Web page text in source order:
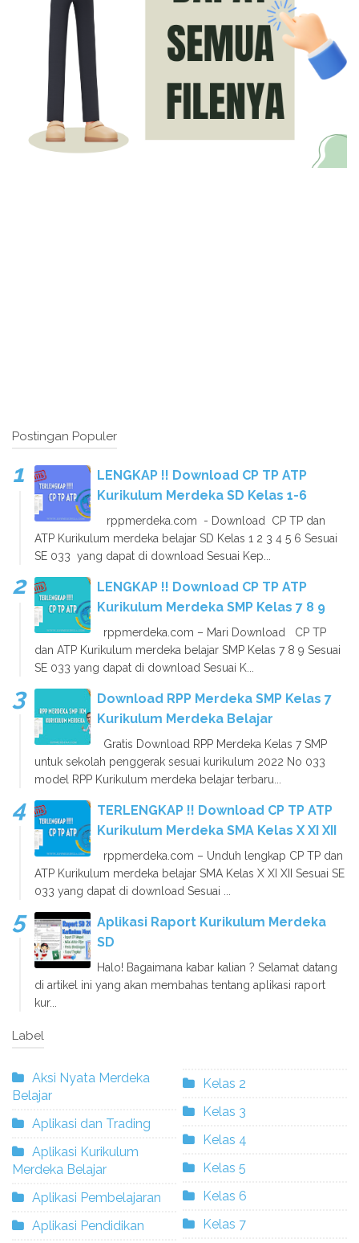
Postingan Populer
LENGKAP !! Download CP TP ATP
Kurikulum Merdeka SD Kelas 1-6
rppmerdeka.com - Download CP TP dan
ATP Kurikulum merdeka belajar SD Kelas 1 2 3 4 5 6 Sesuai
SE 033 yang dapat di download Sesuai Kep...
LENGKAP !! Download CP TP ATP
Kurikulum Merdeka SMP Kelas 7 8 9
rppmerdeka.com – Mari Download CP TP
dan ATP Kurikulum merdeka belajar SMP Kelas 7 8 9 Sesuai
SE 033 yang dapat di download Sesuai K...
Download RPP Merdeka SMP Kelas 7
Kurikulum Merdeka Belajar
Gratis Download RPP Merdeka Kelas 7 SMP
untuk sekolah penggerak sesuai kurikulum 2022 No 033
model RPP Kurikulum merdeka belajar terbaru...
TERLENGKAP !! Download CP TP ATP
Kurikulum Merdeka SMA Kelas X XI XII
rppmerdeka.com – Unduh lengkap CP TP dan
ATP Kurikulum merdeka belajar SMA Kelas X XI XII Sesuai SE
033 yang dapat di download Sesuai ...
Aplikasi Raport Kurikulum Merdeka
SD
Halo! Bagaimana kabar kalian ? Selamat datang
di artikel ini yang akan membahas tentang aplikasi raport
kur...
Label
Aksi Nyata Merdeka
Belajar
Aplikasi dan Trading
Aplikasi Kurikulum
Merdeka Belajar
Aplikasi Pembelajaran
Aplikasi Pendidikan
Kelas 2
Kelas 3
Kelas 4
Kelas 5
Kelas 6
Kelas 7